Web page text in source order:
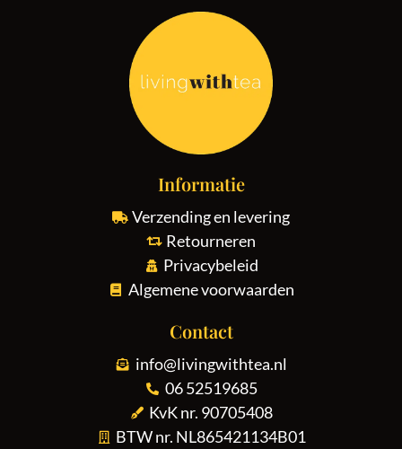
Informatie
Verzending en levering
Retourneren
Privacybeleid
Algemene voorwaarden
Contact
info@livingwithtea.nl
06 52519685
KvK nr. 90705408
BTW nr. NL865421134B01